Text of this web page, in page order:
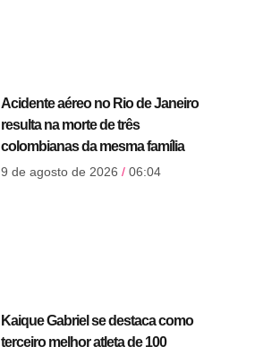
Acidente aéreo no Rio de Janeiro
resulta na morte de três
colombianas da mesma família
9 de agosto de 2026 06:04
Kaique Gabriel se destaca como
terceiro melhor atleta de 100